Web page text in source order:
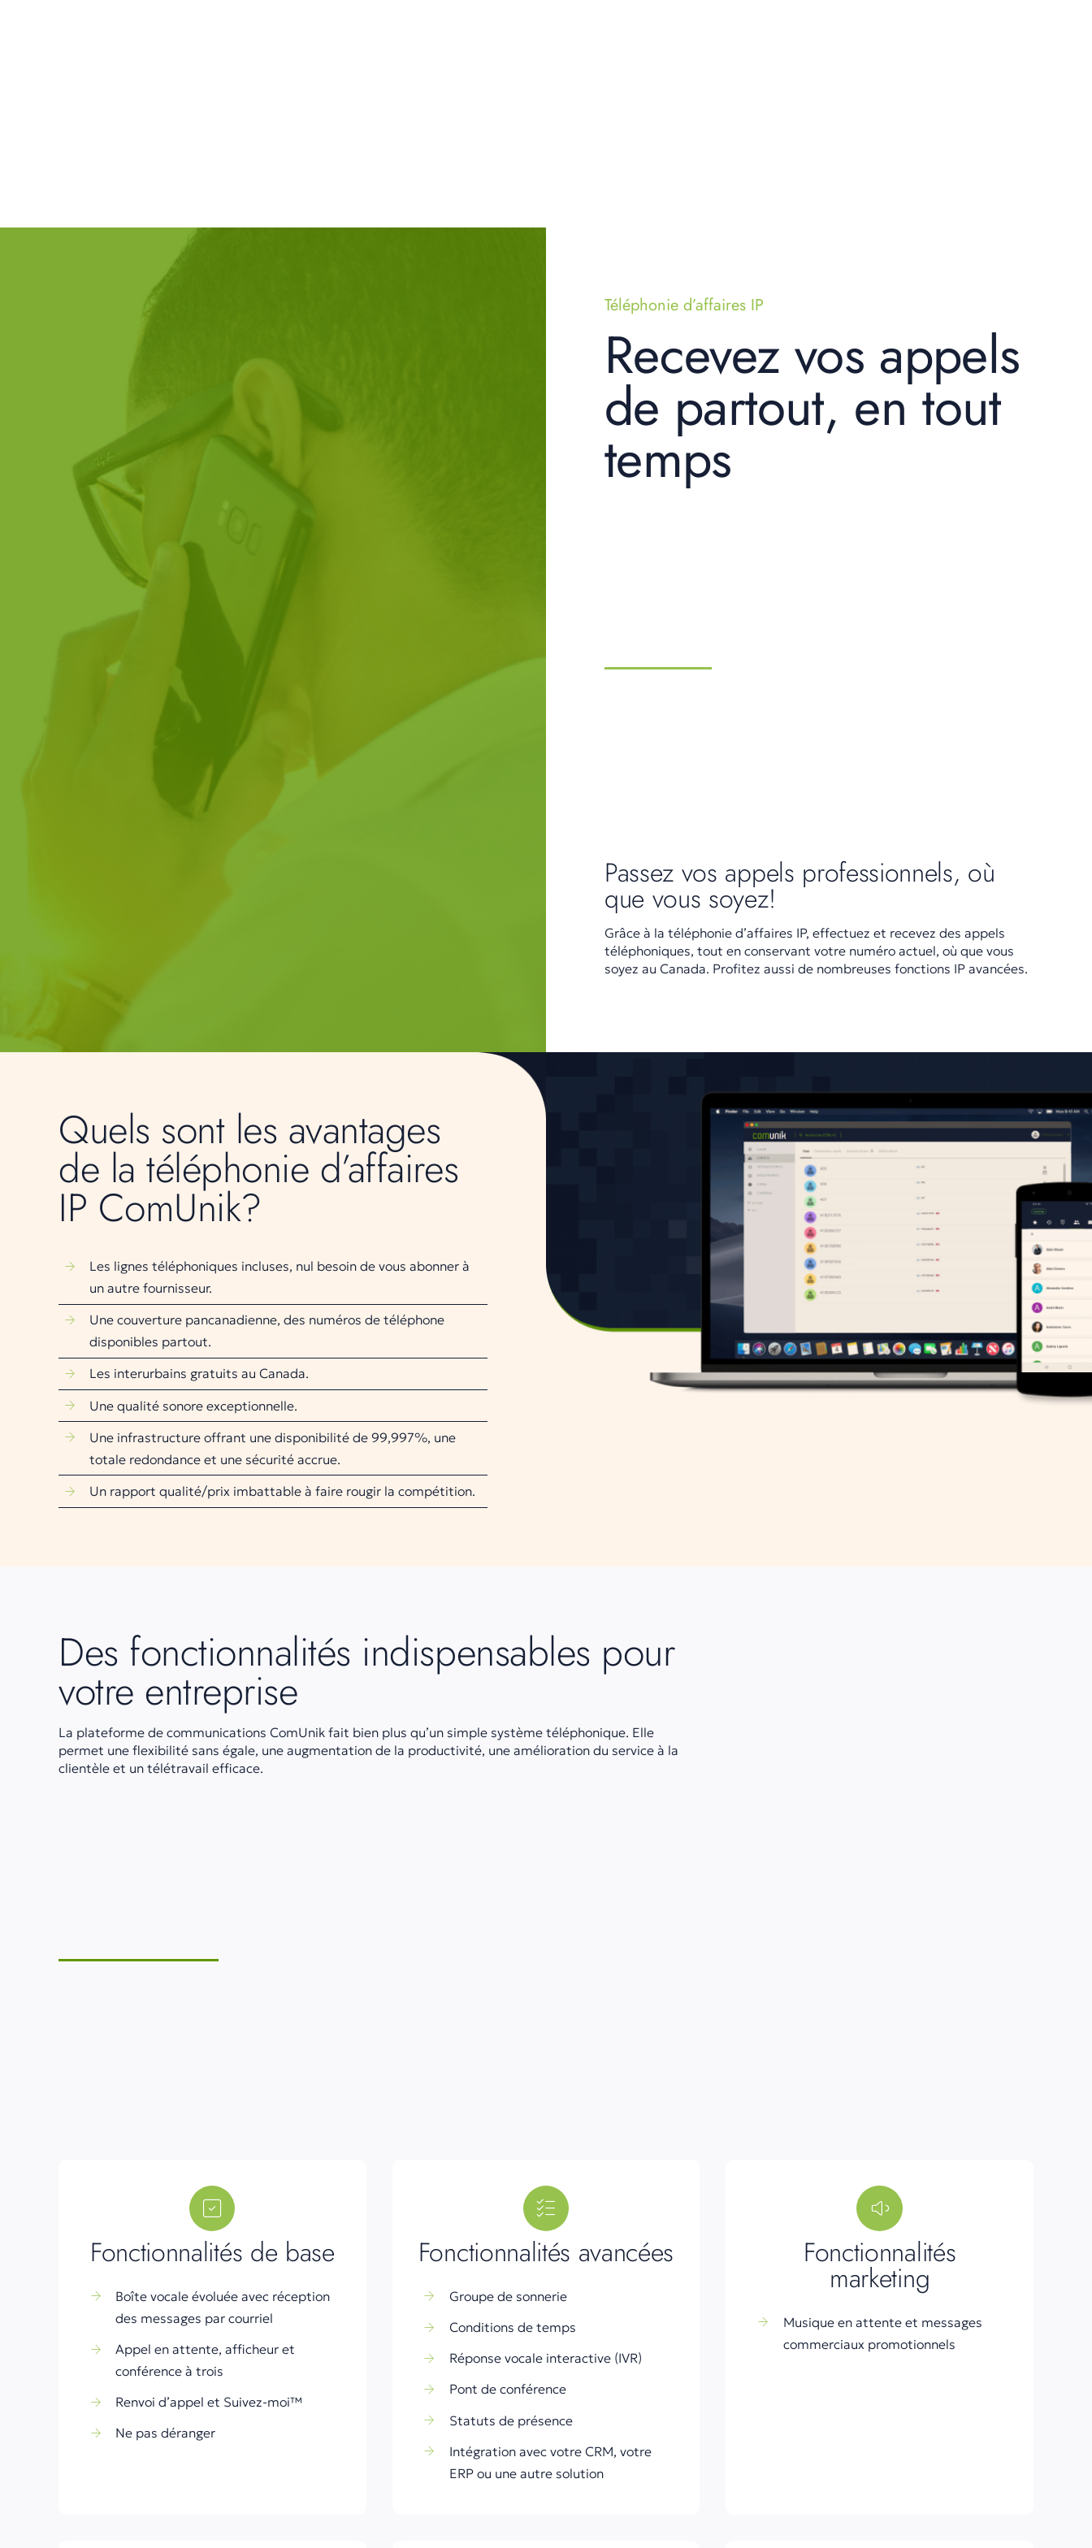
Téléphonie d’affaires IP
Recevez vos appels
de partout, en tout
temps
Passez vos appels professionnels, où
que vous soyez!
Grâce à la téléphonie d’affaires IP, effectuez et recevez des appels
téléphoniques, tout en conservant votre numéro actuel, où que vous
soyez au Canada. Profitez aussi de nombreuses fonctions IP avancées.
Quels sont les avantages
de la téléphonie d’affaires
IP ComUnik?
Les lignes téléphoniques incluses, nul besoin de vous abonner à
un autre fournisseur.
Une couverture pancanadienne, des numéros de téléphone
disponibles partout.
Les interurbains gratuits au Canada.
Une qualité sonore exceptionnelle.
Une infrastructure offrant une disponibilité de 99,997%, une
totale redondance et une sécurité accrue.
Un rapport qualité/prix imbattable à faire rougir la compétition.
Des fonctionnalités indispensables pour
votre entreprise
La plateforme de communications ComUnik fait bien plus qu’un simple système téléphonique. Elle
permet une flexibilité sans égale, une augmentation de la productivité, une amélioration du service à la
clientèle et un télétravail efficace.
Fonctionnalités de base
Boîte vocale évoluée avec réception
des messages par courriel
Appel en attente, afficheur et
conférence à trois
Renvoi d’appel et Suivez-moi™
Ne pas déranger
Fonctionnalités avancées
Groupe de sonnerie
Conditions de temps
Réponse vocale interactive (IVR)
Pont de conférence
Statuts de présence
Intégration avec votre CRM, votre
ERP ou une autre solution
Fonctionnalités
marketing
Musique en attente et messages
commerciaux promotionnels